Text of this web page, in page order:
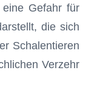
eine Gefahr für
die sich
Schalentieren
Verzehr